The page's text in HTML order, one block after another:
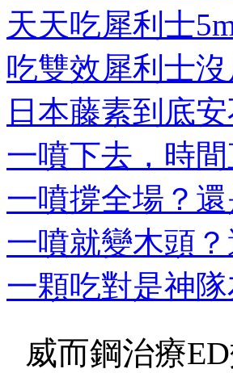
天天吃犀利士
吃雙效犀利士
日本藤素到底
一噴下去，時
一噴撐全場？
一噴就變木頭
一顆吃對是神
威而鋼治療